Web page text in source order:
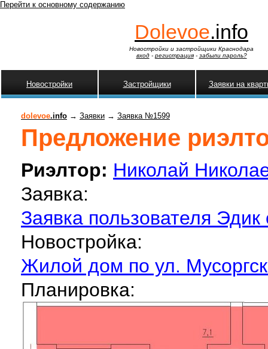
Перейти к основному содержанию
Dolevoe.info
Новостройки и застройщики Краснодара
вход- регистрация- забыли пароль?
Новостройки Застройщики Заявки на
dolevoe.info → Заявки → Заявка №1599
Предложение
Риэлтор: Николай
Заявка:
Заявка пользователя Эдик
Новостройка:
Жилой дом по ул.
Планировка: